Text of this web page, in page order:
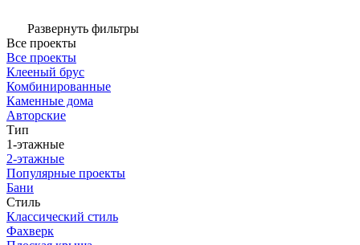
Развернуть фильтры
Все проекты
Все проекты
Клееный брус
Комбинированные
Каменные дома
Авторские
Тип
1-этажные
2-этажные
Популярные проекты
Бани
Стиль
Классический стиль
Фахверк